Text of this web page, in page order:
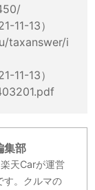
11-13）
taxanswer/i
11-13）
集部
天Carが運営
す。クルマの